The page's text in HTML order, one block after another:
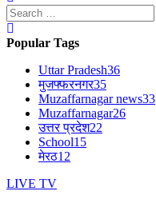
Search
for:
Popular Tags
Uttar Pradesh36
मुजफ्फरनगर35
Muzaffarnagar news33
Muzaffarnagar26
उत्तर प्रदेश22
School15
मेरठ12
LIVE TV